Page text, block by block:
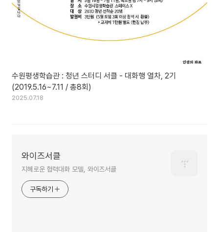
수원평생학습관 : 청년 스터디 서클 - 대화행 열차, 2기
(2019.5.16~7.11 / 총8회)
2025.07.18
와이즈서클
지혜로운 협력대화 모델, 와이즈서클
구독하기